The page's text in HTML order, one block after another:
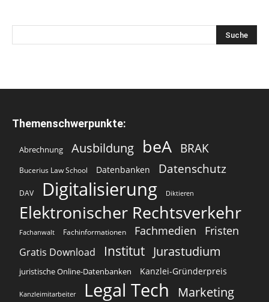
Themenschwerpunkte:
Abrechnung Ausbildung beA BRAK
Bucerius Law School Datenbanken Datenschutz
DAV Digitalisierung Diktieren
Elektronischer Rechtsverkehr
Fachanwalt Fachinformationen Fachmedien Fristen
Gratis Download Institut Jurastudium
juristische Online-Datenbanken Kanzlei-Gründerpreis
Kanzleimitarbeiter Legal Tech Marketing